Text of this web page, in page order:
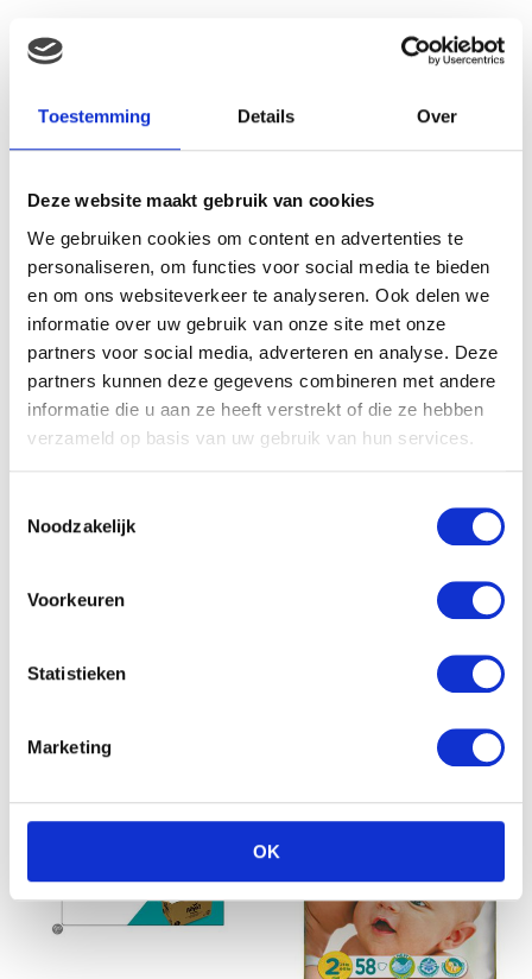
Toestemming Details Over
Deze website maakt gebruik van cookies
We gebruiken cookies om content en advertenties te
personaliseren, om functies voor social media te bieden
en om ons websiteverkeer te analyseren. Ook delen we
informatie over uw gebruik van onze site met onze
partners voor social media, adverteren en analyse. Deze
partners kunnen deze gegevens combineren met andere
informatie die u aan ze heeft verstrekt of die ze hebben
verzameld op basis van uw gebruik van hun services.
Noodzakelijk
Voorkeuren
Statistieken
Marketing
OK
Beoordelingen
Je e-mailadres wordt niet gepubliceerd. Vereiste velden zijn
gemarkeerd met*
Je waardering*
Je beoordeling
Naam*
Gerelateerde producten